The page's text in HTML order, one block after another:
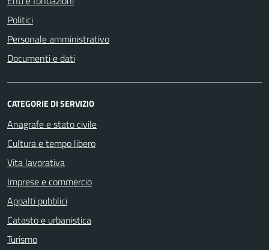
Politici
Personale amministrativo
Documenti e dati
CATEGORIE DI SERVIZIO
Anagrafe e stato civile
Cultura e tempo libero
Vita lavorativa
Imprese e commercio
Appalti pubblici
Catasto e urbanistica
Turismo